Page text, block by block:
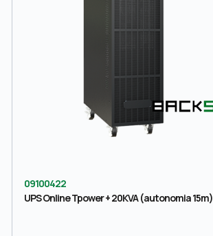
09100422
UPS Online Tpower + 20KVA (autonomia 15m)